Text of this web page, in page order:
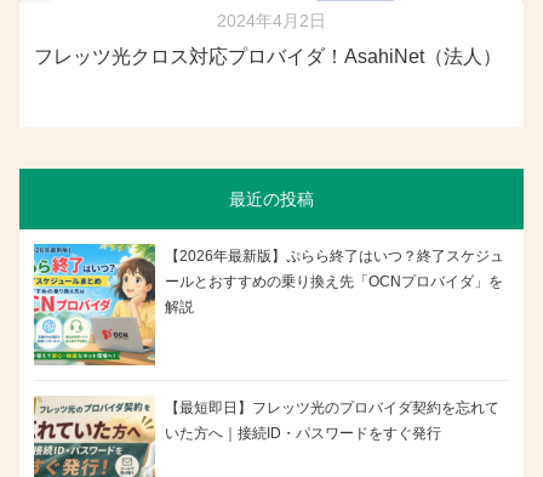
2024年4月2日
フレッツ光クロス対応プロバイダ！AsahiNet（法人）
最近の投稿
【2026年最新版】ぷらら終了はいつ？終了スケジュ
ールとおすすめの乗り換え先「OCNプロバイダ」を
解説
【最短即日】フレッツ光のプロバイダ契約を忘れて
いた方へ｜接続ID・パスワードをすぐ発行